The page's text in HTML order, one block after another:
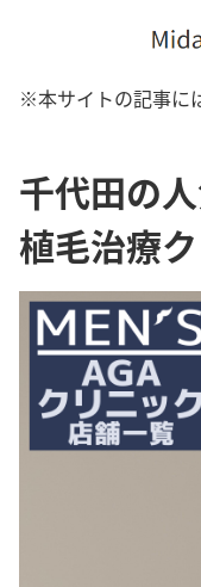
※本サイトの記事に
千代田の
植毛治療